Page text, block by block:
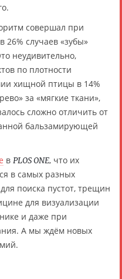
совершал при
случаев «зубы»
неудивительно,
по плотности
хищной птицы в 14%
за «мягкие ткани»,
сложно отличить от
бальзамирующей
в PLOS ONE, что их
в самых разных
поиска пустот, трещин
для визуализации
и даже при
А мы ждём новых